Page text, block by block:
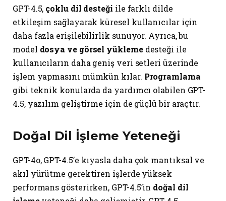
GPT-4.5, çoklu dil desteği ile farklı dilde
etkileşim sağlayarak küresel kullanıcılar için
daha fazla erişilebilirlik sunuyor. Ayrıca, bu
model dosya ve görsel yüklemedesteği ile
kullanıcıların daha geniş veri setleri üzerinde
işlem yapmasını mümkün kılar. Programlama
gibi teknik konularda da yardımcı olabilen GPT-
4.5, yazılım geliştirme için de güçlü bir araçtır.
Doğal Dil İşleme Yeteneği
GPT-4o, GPT-4.5’e kıyasla daha çok mantıksal ve
akıl yürütme gerektiren işlerde yüksek
performans gösterirken, GPT-4.5’in doğal dil